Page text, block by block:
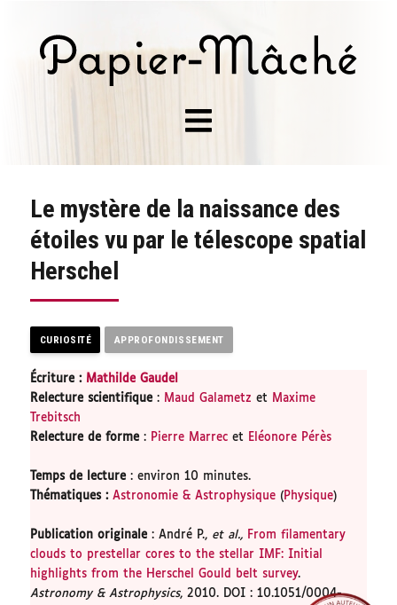
Le mystère de la naissance des
étoiles vu par le télescope spatial
Herschel
CURIOSITÉ APPROFONDISSEMENT
Écriture : Mathilde Gaudel
Relecture scientifique: Maud Galametz et Maxime
Trebitsch
Relecture de forme: Pierre Marrec et Eléonore Pérès
Temps de lecture: environ 10 minutes.
Thématiques: Astronomie & Astrophysique ( Physique)
Publication originale: André P., et al., From filamentary
clouds to prestellar cores to the stellar IMF: Initial
highlights from the Herschel Gould belt survey.
Astronomy & Astrophysics, 2010. DOI : 10.1051/0004-